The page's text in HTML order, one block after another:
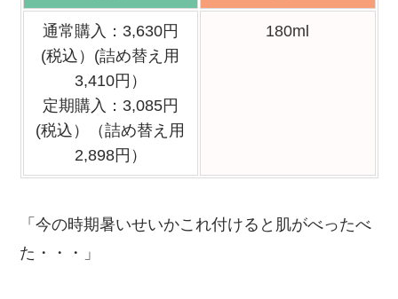
通常購入：3,630円
(税込）(詰め替え用
3,410円）
定期購入：3,085円
(税込）（詰め替え用
2,898円）
180ml
「今の時期暑いせいかこれ付けると肌がべったべ
た・・・」